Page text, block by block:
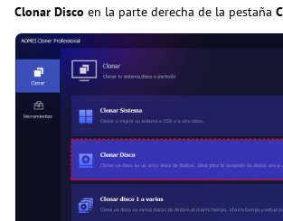
Clonar Disco en la parte derecha de la pestaña